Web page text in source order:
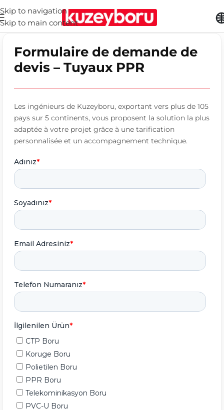
Skip to navigation
Skip to main content
Formulaire de demande de
devis – Tuyaux PPR
Les ingénieurs de Kuzeyboru, exportant vers plus de 105
pays sur 5 continents, vous proposent la solution la plus
adaptée à votre projet grâce à une tarification
personnalisée et un accompagnement technique.